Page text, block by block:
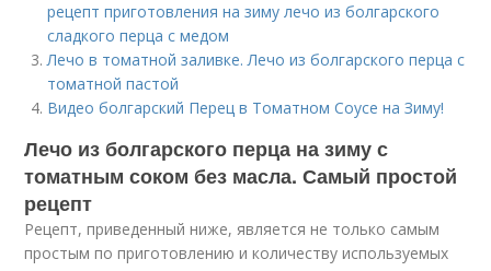
рецепт приготовления на зиму лечо из болгарского
сладкого перца с медом
Лечо в томатной заливке. Лечо из болгарского перца с
томатной пастой
Видео болгарский Перец в Томатном Соусе на Зиму!
Лечо из болгарского перца на зиму с
томатным соком без масла. Самый простой
рецепт
Рецепт, приведенный ниже, является не только самым
простым по приготовлению и количеству используемых